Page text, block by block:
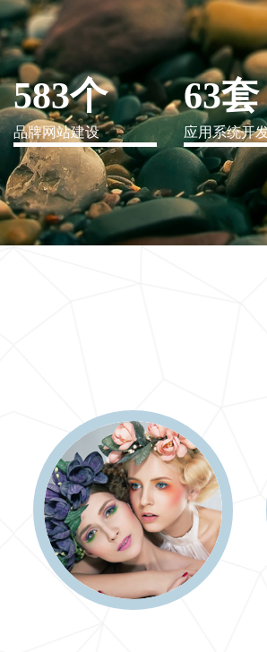
IT行业解决方案
信息爆炸时代，信息传递是否做到更新、
快
583个
品牌网站建设
63套
应用系统开